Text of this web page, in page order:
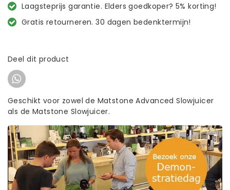
Laagsteprijs garantie. Elders goedkoper? 5% korting!
Gratis retourneren. 30 dagen bedenktermijn!
Deel dit product
Geschikt voor zowel de Matstone Advanced Slowjuicer
als de Matstone Slowjuicer.